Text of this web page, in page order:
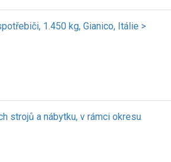
1.450 kg, Gianico, Itálie >
strojů a nábytku, v rámci okresu